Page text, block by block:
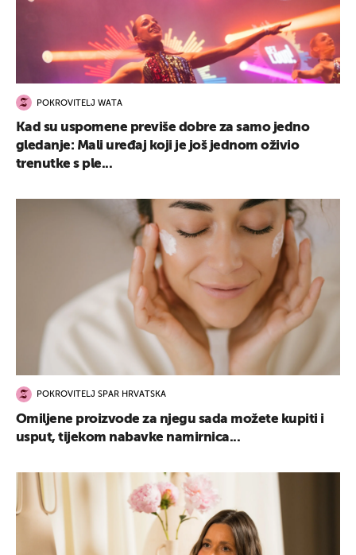
POKROVITELJ WATA
Kad su uspomene previše dobre za samo jedno
gledanje: Mali uređaj koji je još jednom oživio
trenutke s ple...
POKROVITELJ SPAR HRVATSKA
Omiljene proizvode za njegu sada možete kupiti i
usput, tijekom nabavke namirnica...